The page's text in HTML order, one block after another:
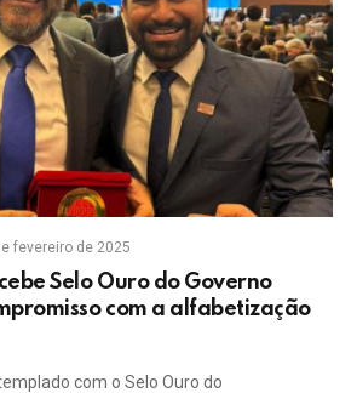
fevereiro de 2025
Selo Ouro do Governo
com a alfabetização
com o Selo Ouro do